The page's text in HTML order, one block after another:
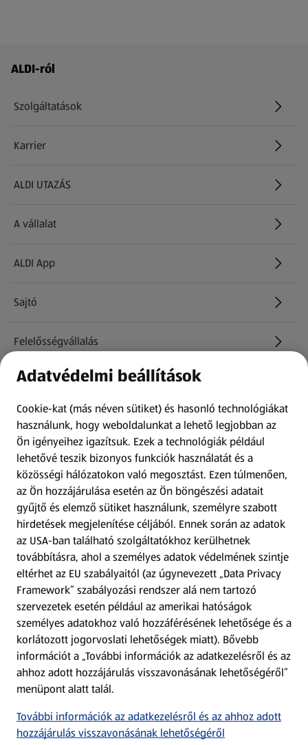
Láblécmenü - további linkek
ALDI-ról
Szolgáltatások
Karrier
(új oldalon nyílik meg)
ALDI UTAZÁS
(új oldalon nyílik meg)
A vállalat
ALDI App
Sajtó
Felelősségvállalás
Információk
Kérdőív
Fizetési lehetőségek
ALDI utalványok
Árcsökkentés
Adattörlő alkalmazás
Szervizpont
(új oldalon nyílik meg)
Fedezz fel minket az interneten!
Töltsd le az ALDI Magyarország applikációt!
Adatvédelmi beállítások
Cookie-kat (más néven sütiket) és hasonló technológiákat
használunk, hogy weboldalunkat a lehető legjobban az
Ön igényeihez igazítsuk. Ezek a technológiák például
lehetővé teszik bizonyos funkciók használatát és a
közösségi hálózatokon való megosztást. Ezen túlmenően,
az Ön hozzájárulása esetén az Ön böngészési adatait
gyűjtő és elemző sütiket használunk, személyre szabott
hirdetések megjelenítése céljából. Ennek során az adatok
az USA-ban található szolgáltatókhoz kerülhetnek
továbbításra, ahol a személyes adatok védelmének szintje
eltérhet az EU szabályaitól (az úgynevezett „Data Privacy
Framework” szabályozási rendszer alá nem tartozó
szervezetek esetén például az amerikai hatóságok
személyes adatokhoz való hozzáférésének lehetősége és a
korlátozott jogorvoslati lehetőségek miatt). Bővebb
információt a „További információk az adatkezelésről és az
ahhoz adott hozzájárulás visszavonásának lehetőségéről”
menüpont alatt talál.
További információk az adatkezelésről és az ahhoz adott
hozzájárulás visszavonásának lehetőségéről